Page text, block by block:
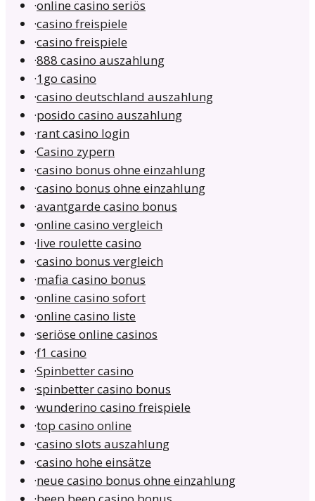
·online casino seriös
·casino freispiele
·casino freispiele
·888 casino auszahlung
·1go casino
·casino deutschland auszahlung
·posido casino auszahlung
·rant casino login
·Casino zypern
·casino bonus ohne einzahlung
·casino bonus ohne einzahlung
·avantgarde casino bonus
·online casino vergleich
·live roulette casino
·casino bonus vergleich
·mafia casino bonus
·online casino sofort
·online casino liste
·seriöse online casinos
·f1 casino
·Spinbetter casino
·spinbetter casino bonus
·wunderino casino freispiele
·top casino online
·casino slots auszahlung
·casino hohe einsätze
·neue casino bonus ohne einzahlung